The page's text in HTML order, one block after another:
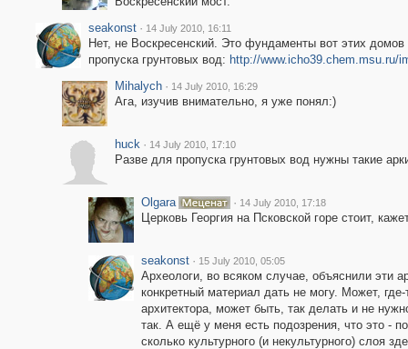
seakonst · 14 July 2010, 16:11
Нет, не Воскресенский. Это фундаменты вот этих
пропуска грунтовых вод: http://www.icho39.chem.msu.ru/
Mihalych · 14 July 2010, 16:29
Ага, изучив внимательно, я уже понял:)
huck · 14 July 2010, 17:10
Разве для пропуска грунтовых вод нужны такие
Olgara · 14 July 2010, 17:18
Церковь Георгия на Псковской горе стоит,
seakonst · 15 July 2010, 05:05
Археологи, во всяком случае, объяснили эти
конкретный материал дать не могу. Может,
архитектора, может быть, так делать и не
так. А ещё у меня есть подозрения, что это -
сколько культурного (и некультурного) слоя